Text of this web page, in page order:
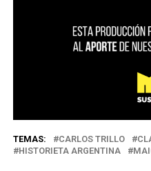
TEMAS: CARLOS TRILLO
HISTORIETA ARGENTINA